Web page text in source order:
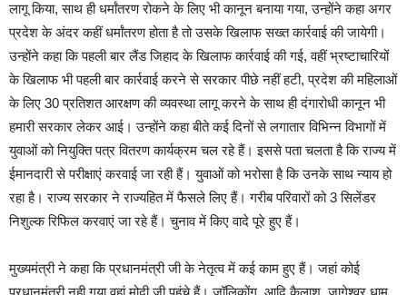
लागू किया, साथ ही धर्मांतरण रोकने के लिए भी कानून बनाया गया, उन्होंने कहा अगर
प्रदेश के अंदर कहीं धर्मांतरण होता है तो उसके खिलाफ सख्त कार्रवाई की जायेगी।
उन्होंने कहा कि पहली बार लैंड जिहाद के खिलाफ कार्रवाई की गई, वहीं भ्रष्टाचारियों
के खिलाफ भी पहली बार कार्रवाई करने से सरकार पीछे नहीं हटी, प्रदेश की महिलाओं
के लिए 30 प्रतिशत आरक्षण की व्यवस्था लागू करने के साथ ही दंगारोधी कानून भी
हमारी सरकार लेकर आई। उन्होंने कहा बीते कई दिनों से लगातार विभिन्न विभागों में
युवाओं को नियुक्ति पत्र वितरण कार्यक्रम चल रहे हैं। इससे पता चलता है कि राज्य में
ईमानदारी से परीक्षाएं करवाई जा रही हैं। युवाओं को भरोसा है कि उनके साथ न्याय हो
रहा है। राज्य सरकार ने राज्यहित में फैसले लिए हैं। गरीब परिवारों को 3 सिलेंडर
निशुल्क रिफिल करवाएं जा रहे हैं। चुनाव में किए वादे पूरे हुए हैं।
मुख्यमंत्री ने कहा कि प्रधानमंत्री जी के नेतृत्व में कई काम हुए हैं। जहां कोई
प्रधानमंत्री नही गया वहां मोदी जी पहुंचे हैं। जॉलिकोंग, आदि कैलाश, जागेश्वर धाम,